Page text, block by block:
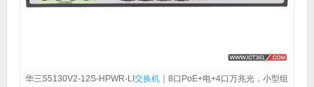
华三S5130V2-12S-HPWR-LI交换机 ｜8口PoE+电+4口万兆光，小型组